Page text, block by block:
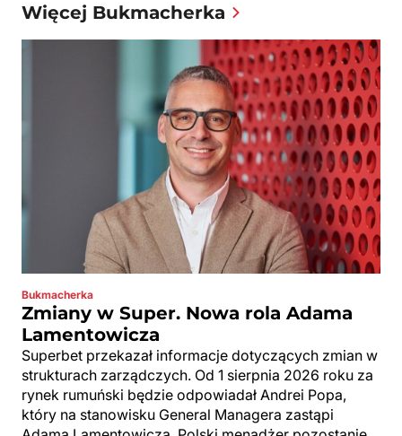
Więcej Bukmacherka
Bukmacherka
Zmiany w Super. Nowa rola Adama
Lamentowicza
Superbet przekazał informacje dotyczących zmian w
strukturach zarządczych. Od 1 sierpnia 2026 roku za
rynek rumuński będzie odpowiadał Andrei Popa,
który na stanowisku General Managera zastąpi